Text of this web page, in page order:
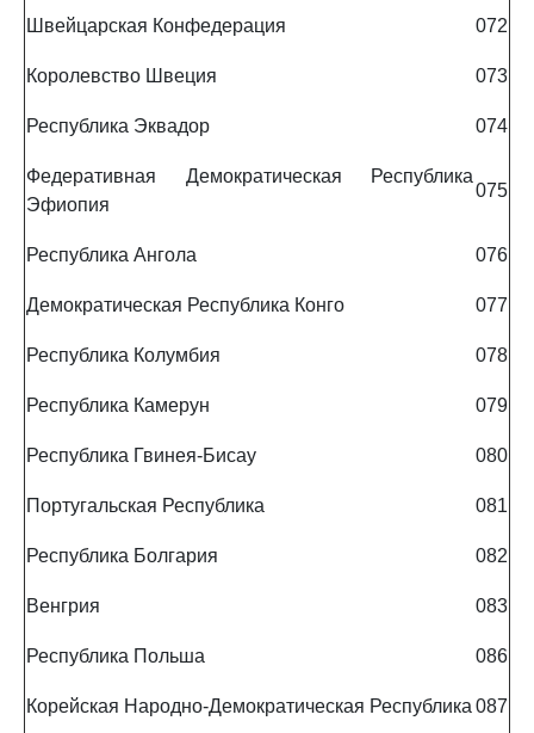
Швейцарская Конфедерация 072
Королевство Швеция 073
Республика Эквадор 074
Федеративная Демократическая Республика
Эфиопия
075
Республика Ангола 076
Демократическая Республика Конго 077
Республика Колумбия 078
Республика Камерун 079
Республика Гвинея-Бисау 080
Португальская Республика 081
Республика Болгария 082
Венгрия 083
Республика Польша 086
Корейская Народно-Демократическая Республика 087